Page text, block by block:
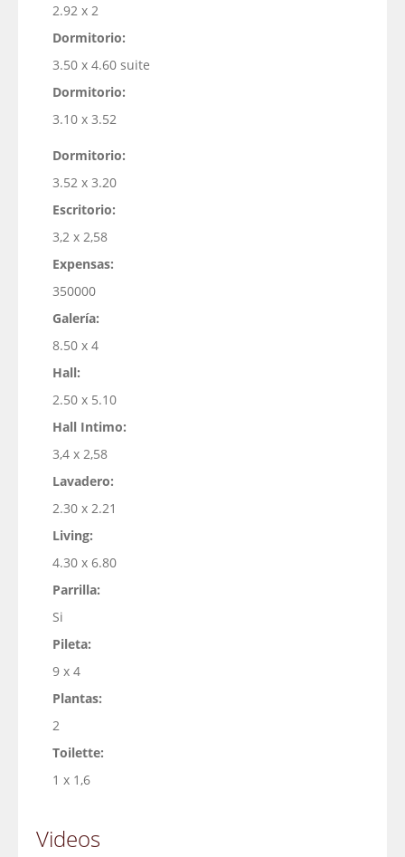
2.92 x 2
Dormitorio:
3.50 x 4.60 suite
Dormitorio:
3.10 x 3.52
Dormitorio:
3.52 x 3.20
Escritorio:
3,2 x 2,58
Expensas:
350000
Galería:
8.50 x 4
Hall:
2.50 x 5.10
Hall Intimo:
3,4 x 2,58
Lavadero:
2.30 x 2.21
Living:
4.30 x 6.80
Parrilla:
Si
Pileta:
9 x 4
Plantas:
2
Toilette:
1 x 1,6
Videos